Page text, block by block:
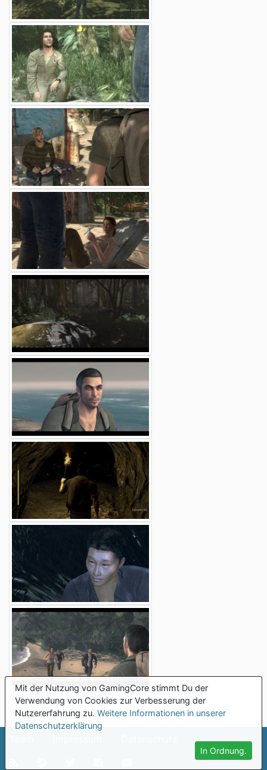
Mit der Nutzung von GamingCore stimmt Du der
Verwendung von Cookies zur Verbesserung der
Nutzererfahrung zu. Weitere Informationen in unserer
Datenschutzerklärung
In Ordnung.
Alle 50 Lost Screenshots >